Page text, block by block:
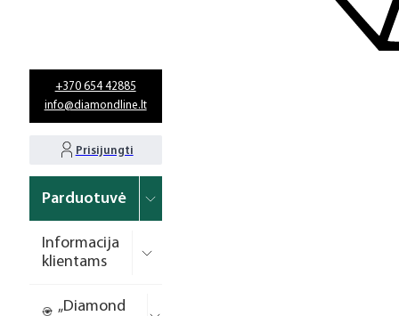
+370 654 42885
info@diamondline.lt
Prisijungti
Parduotuvė
Informacija
klientams
„Diamond